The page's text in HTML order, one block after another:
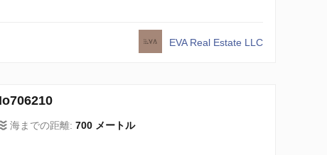
EVA Real Estate LLC
海までの距離: 700 メートル